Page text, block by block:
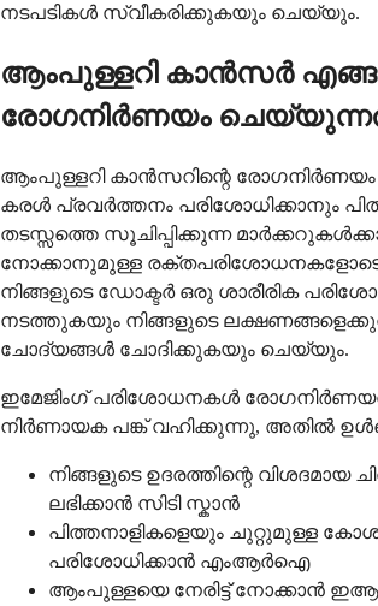
നടപടികൾ സ്വീകരിക്കുകയും ചെയ്യും.
ആംപുള്ളറി കാൻസർ
രോഗനിർണയം
ആംപുള്ളറി കാൻസറിന്റെ
കരൾ പ്രവർത്തനം പരിശോധിക്കാനും
തടസ്സത്തെ സൂചിപ്പിക്കുന്ന
നോക്കാനുമുള്ള രക്തപരിശോധനകളോടെ
നിങ്ങളുടെ ഡോക്ടർ ഒരു ശാരീരിക
നടത്തുകയും നിങ്ങളുടെ
ചോദ്യങ്ങൾ ചോദിക്കുകയും ചെയ്യും.
ഇമേജിംഗ് പരിശോധനകൾ
നിർണായക പങ്ക് വഹിക്കുന്നു, അതിൽ
നിങ്ങളുടെ ഉദരത്തിന്റെ വിശദമായ
ലഭിക്കാൻ സിടി സ്കാൻ
പിത്തനാളികളെയും ചുറ്റുമുള്ള
പരിശോധിക്കാൻ എംആർഐ
ആംപുള്ളയെ നേരിട്ട് നോക്കാൻ